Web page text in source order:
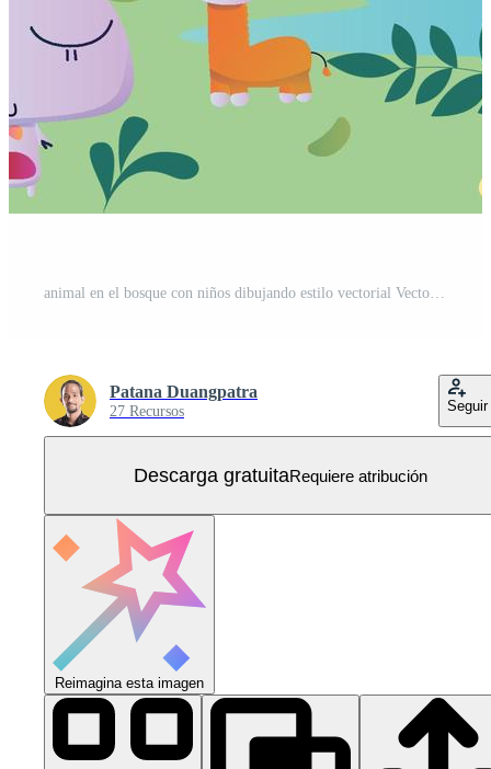
animal en el bosque con niños dibujando estilo vectorial Vector Gratis
Patana Duangpatra
27 Recursos Seguir
Descarga gratuitaRequiere atribución
Reimagina esta imagen